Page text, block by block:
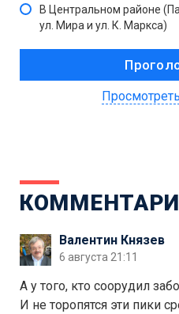
В Центральном районе
ул. Мира и ул. К. Маркса)
Валентин Князев
6 августа 21:11
А у того, кто соорудил
И не торопятся эти пики